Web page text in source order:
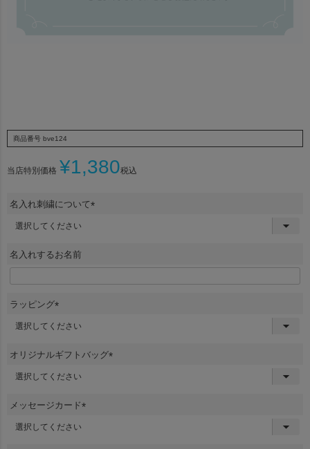
商品番号 bve124
当店特別価格 ¥1,380税込
名入れ刺繍について
名入れするお名前
ラッピング
必
)
オリジナルギフトバッグ
メッセージカード